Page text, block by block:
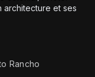
architecture et ses
Rancho